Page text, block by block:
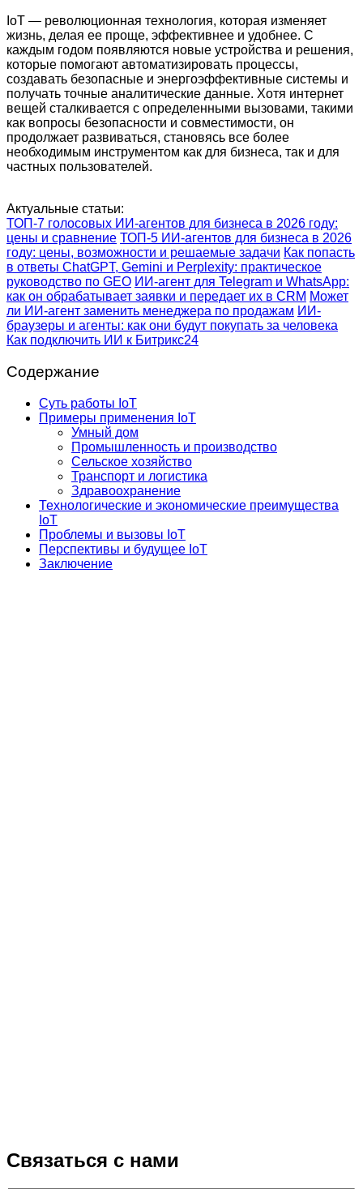
IoT — революционная технология, которая изменяет
жизнь, делая ее проще, эффективнее и удобнее. С
каждым годом появляются новые устройства и решения,
которые помогают автоматизировать процессы,
создавать безопасные и энергоэффективные системы и
получать точные аналитические данные. Хотя интернет
вещей сталкивается с определенными вызовами, такими
как вопросы безопасности и совместимости, он
продолжает развиваться, становясь все более
необходимым инструментом как для бизнеса, так и для
частных пользователей.
Актуальные статьи:
ТОП-7 голосовых ИИ-агентов для бизнеса в 2026 году:
цены и сравнение ТОП-5 ИИ-агентов для бизнеса в 2026
году: цены, возможности и решаемые задачи Как попасть
в ответы ChatGPT, Gemini и Perplexity: практическое
руководство по GEO ИИ-агент для Telegram и WhatsApp:
как он обрабатывает заявки и передает их в CRM Может
ли ИИ-агент заменить менеджера по продажам ИИ-
браузеры и агенты: как они будут покупать за человека
Как подключить ИИ к Битрикс24
Содержание
Суть работы IoT
Примеры применения IoT
Умный дом
Промышленность и производство
Сельское хозяйство
Транспорт и логистика
Здравоохранение
Технологические и экономические преимущества
IoT
Проблемы и вызовы IoT
Перспективы и будущее IoT
Заключение
Связаться с нами